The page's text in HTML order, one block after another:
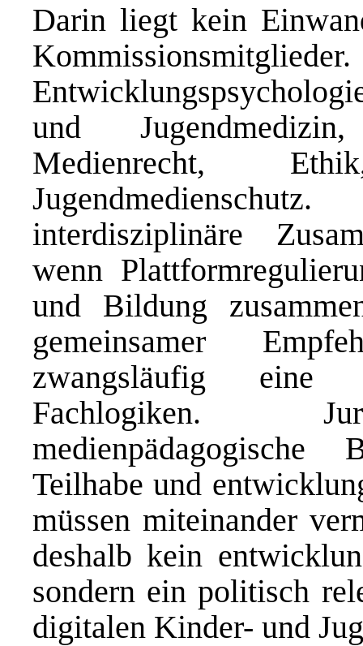
Darin liegt kein
und
Medienrecht,
interdisziplinäre
wenn
und Bildung
gemeinsamer
zwangsläufig eine
Fachlogiken.
medienpädagogische
Teilhabe und
müssen miteinander
deshalb kein
sondern ein politisch
digitalen Kinder- und